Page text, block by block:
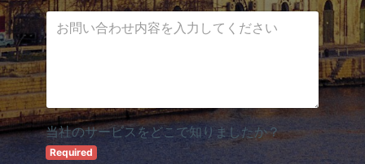
当社のサービスをどこで知りましたか？
Required